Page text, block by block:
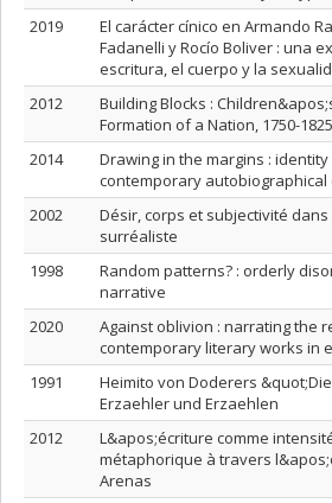
2019
El carácter cínico en Armando
Fadanelli y Rocío Boliver : una
escritura, el cuerpo y la
2012
Building Blocks :
Formation of a Nation, 1750-1825
2014
Drawing in the margins :
contemporary autobiographical
2002
Désir, corps et subjectivité
surréaliste
1998
Random patterns? : orderly
narrative
2020
Against oblivion : narrating the
contemporary literary works in
1991
Heimito von Doderers
Erzaehler und Erzaehlen
2012
L&apos;écriture comme
métaphorique à travers
Arenas